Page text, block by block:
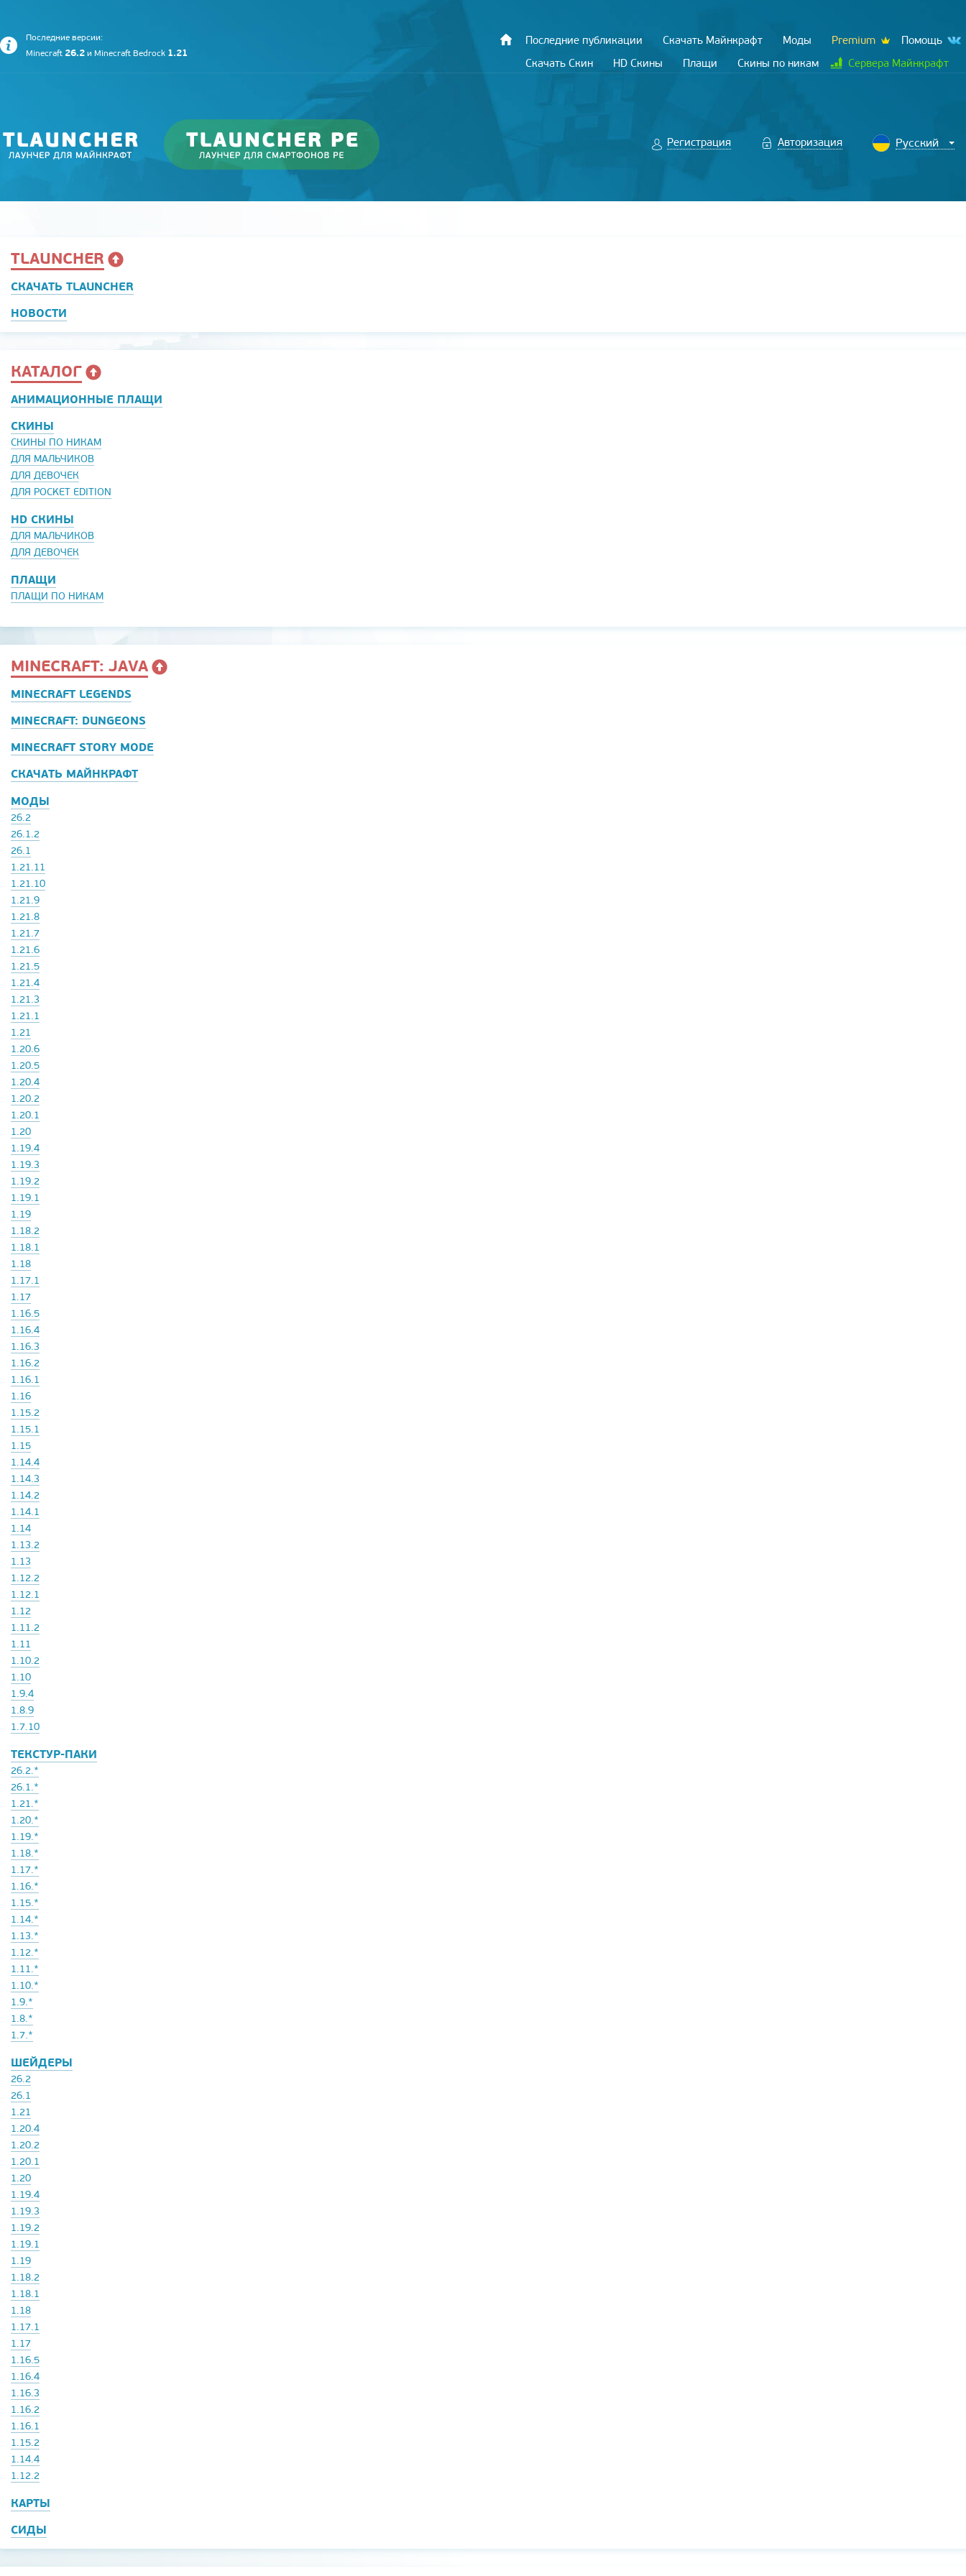
Последние версии:
Minecraft 26.2 и Minecraft Bedrock 1.21
Последние публикации Скачать Майнкрафт Моды Premium
Помощь
Скачать Скин
HD Скины Плащи Скины по никам Сервера Майнкрафт
Регистрация Авторизация
TLAUNCHER
СКАЧАТЬ TLAUNCHER
НОВОСТИ
КАТАЛОГ
АНИМАЦИОННЫЕ ПЛАЩИ
СКИНЫ
СКИНЫ ПО НИКАМ
ДЛЯ МАЛЬЧИКОВ
ДЛЯ ДЕВОЧЕК
ДЛЯ POCKET EDITION
HD СКИНЫ
ДЛЯ МАЛЬЧИКОВ
ДЛЯ ДЕВОЧЕК
ПЛАЩИ
ПЛАЩИ ПО НИКАМ
MINECRAFT: JAVA
MINECRAFT LEGENDS
MINECRAFT: DUNGEONS
MINECRAFT STORY MODE
СКАЧАТЬ МАЙНКРАФТ
МОДЫ
26.2
26.1.2
26.1
1.21.11
1.21.10
1.21.9
1.21.8
1.21.7
1.21.6
1.21.5
1.21.4
1.21.3
1.21.1
1.21
1.20.6
1.20.5
1.20.4
1.20.2
1.20.1
1.20
1.19.4
1.19.3
1.19.2
1.19.1
1.19
1.18.2
1.18.1
1.18
1.17.1
1.17
1.16.5
1.16.4
1.16.3
1.16.2
1.16.1
1.16
1.15.2
1.15.1
1.15
1.14.4
1.14.3
1.14.2
1.14.1
1.14
1.13.2
1.13
1.12.2
1.12.1
1.12
1.11.2
1.11
1.10.2
1.10
1.9.4
1.8.9
1.7.10
ТЕКСТУР-ПАКИ
26.2.*
26.1.*
1.21.*
1.20.*
1.19.*
1.18.*
1.17.*
1.16.*
1.15.*
1.14.*
1.13.*
1.12.*
1.11.*
1.10.*
1.9.*
1.8.*
1.7.*
ШЕЙДЕРЫ
26.2
26.1
1.21
1.20.4
1.20.2
1.20.1
1.20
1.19.4
1.19.3
1.19.2
1.19.1
1.19
1.18.2
1.18.1
1.18
1.17.1
1.17
1.16.5
1.16.4
1.16.3
1.16.2
1.16.1
1.15.2
1.14.4
1.12.2
КАРТЫ
СИДЫ